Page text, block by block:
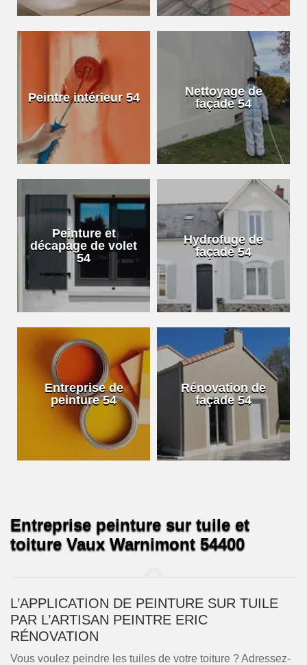
Peintre intérieur 54
Nettoyage de
façade 54
Peinture et
décapage de volet
54
Hydrofuge de
façade 54
Entreprise de
peinture 54
Rénovation de
façade 54
Entreprise peinture sur tuile et
toiture Vaux Warnimont 54400
L’APPLICATION DE PEINTURE SUR TUILE
PAR L’ARTISAN PEINTRE ERIC
RÉNOVATION
Vous voulez peindre les tuiles de votre toiture ? Adressez-